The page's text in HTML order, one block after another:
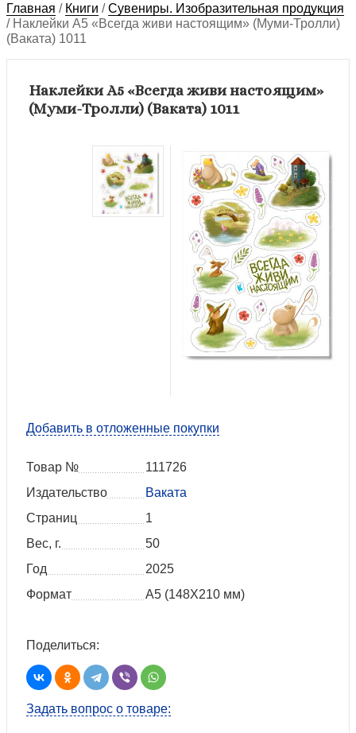
Главная / Книги /Сувениры. Изобразительная продукция
/ Наклейки А5 «Всегда живи настоящим» (Муми-Тролли)
(Ваката) 1011
Наклейки А5 «Всегда живи настоящим»
(Муми-Тролли) (Ваката) 1011
Добавить в отложенные покупки
Товар №
111726
Издательство
Ваката
Страниц
1
Вес, г.
50
Год
2025
Формат
А5 (148Х210 мм)
Поделиться:
Задать вопрос о товаре: